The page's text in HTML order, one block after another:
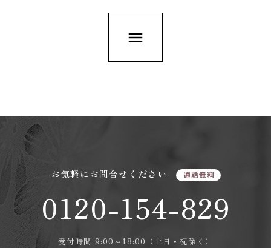
menu
お気軽にお問合せください 通話無料
0120-154-829
受付時間 9:00～18:00（土日・祝除く）